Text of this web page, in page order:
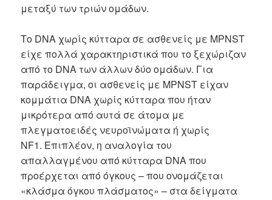
μεταξύ των τριών ομάδων.
Το DNA χωρίς κύτταρα σε ασθενείς με MPNST
είχε πολλά χαρακτηριστικά που το ξεχώριζαν
από το DNA των άλλων δύο ομάδων. Για
παράδειγμα, οι ασθενείς με MPNST είχαν
κομμάτια DNA χωρίς κύτταρα που ήταν
μικρότερα από αυτά σε άτομα με
πλεγματοειδές νευροϊνώματα ή χωρίς
NF1. Επιπλέον, η αναλογία του
απαλλαγμένου από κύτταρα DNA που
προέρχεται από όγκους – που ονομάζεται
«κλάσμα όγκου πλάσματος» – στα δείγματα